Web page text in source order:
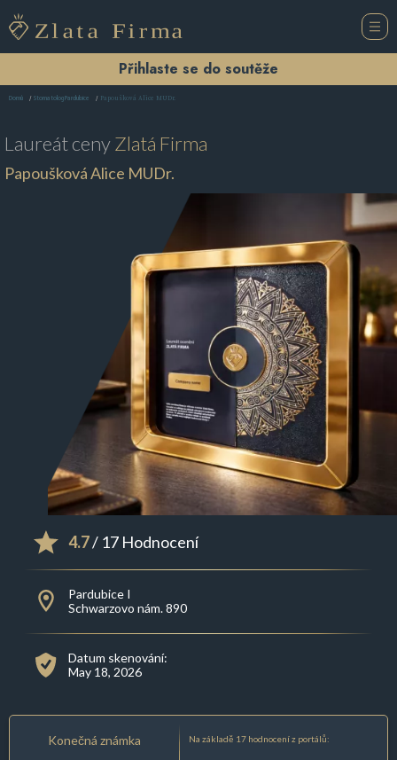
Přihlaste se do soutěže
Domů Stomatolog Pardubice Papoušková Alice MUDr.
Laureát cenyZlatá Firma
Papoušková Alice MUDr.
4.7/ 17 Hodnocení
Pardubice I
Schwarzovo nám. 890
Datum skenování:
May 18, 2026
Konečná známka Na základě 17 hodnocení z portálů: